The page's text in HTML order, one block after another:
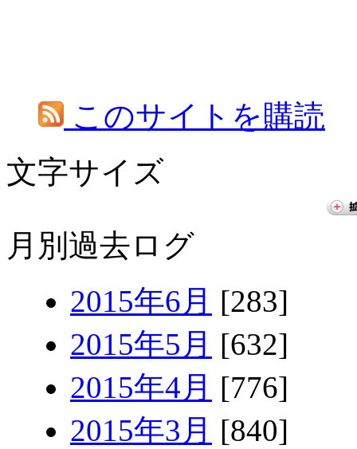
このサイトを購読
文字サイズ
月別過去ログ
2015年6月 [283]
2015年5月 [632]
2015年4月 [776]
2015年3月 [840]